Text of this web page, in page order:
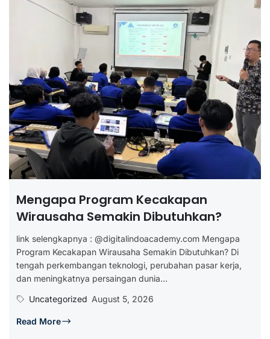
Mengapa Program Kecakapan
Wirausaha Semakin Dibutuhkan?
link selengkapnya : @digitalindoacademy.com Mengapa
Program Kecakapan Wirausaha Semakin Dibutuhkan? Di
tengah perkembangan teknologi, perubahan pasar kerja,
dan meningkatnya persaingan dunia...
Uncategorized August 5, 2026
Read More